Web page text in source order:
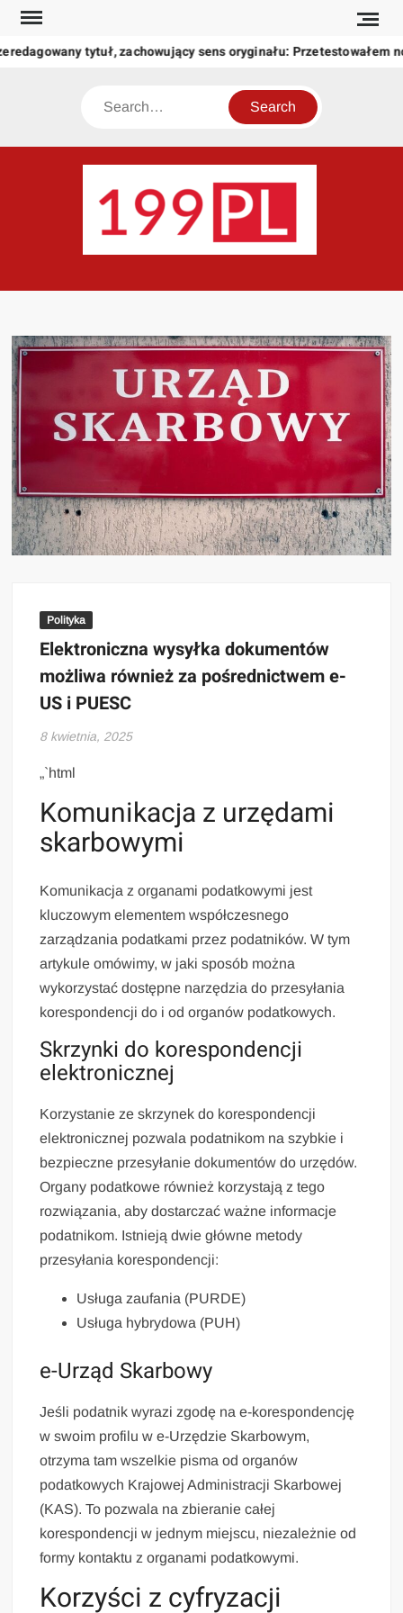
Skip
content
tytuł, zachowujący sens oryginału: Przetestowałem
Search
świat
Polityka
Elektroniczna wysyłka dokumentów
możliwa również za pośrednictwem e-
US i PUESC
8 kwietnia, 2025
„`html
Komunikacja z urzędami
skarbowymi
Komunikacja z organami podatkowymi jest
kluczowym elementem współczesnego
zarządzania podatkami przez podatników. W tym
artykule omówimy, w jaki sposób można
wykorzystać dostępne narzędzia do przesyłania
korespondencji do i od organów podatkowych.
Skrzynki do korespondencji
elektronicznej
Korzystanie ze skrzynek do korespondencji
elektronicznej pozwala podatnikom na szybkie i
bezpieczne przesyłanie dokumentów do urzędów.
Organy podatkowe również korzystają z tego
rozwiązania, aby dostarczać ważne informacje
podatnikom. Istnieją dwie główne metody
przesyłania korespondencji:
Usługa zaufania (PURDE)
Usługa hybrydowa (PUH)
e-Urząd Skarbowy
Jeśli podatnik wyrazi zgodę na e-korespondencję
w swoim profilu w e-Urzędzie Skarbowym,
otrzyma tam wszelkie pisma od organów
podatkowych Krajowej Administracji Skarbowej
(KAS). To pozwala na zbieranie całej
korespondencji w jednym miejscu, niezależnie od
formy kontaktu z organami podatkowymi.
Korzyści z cyfryzacji